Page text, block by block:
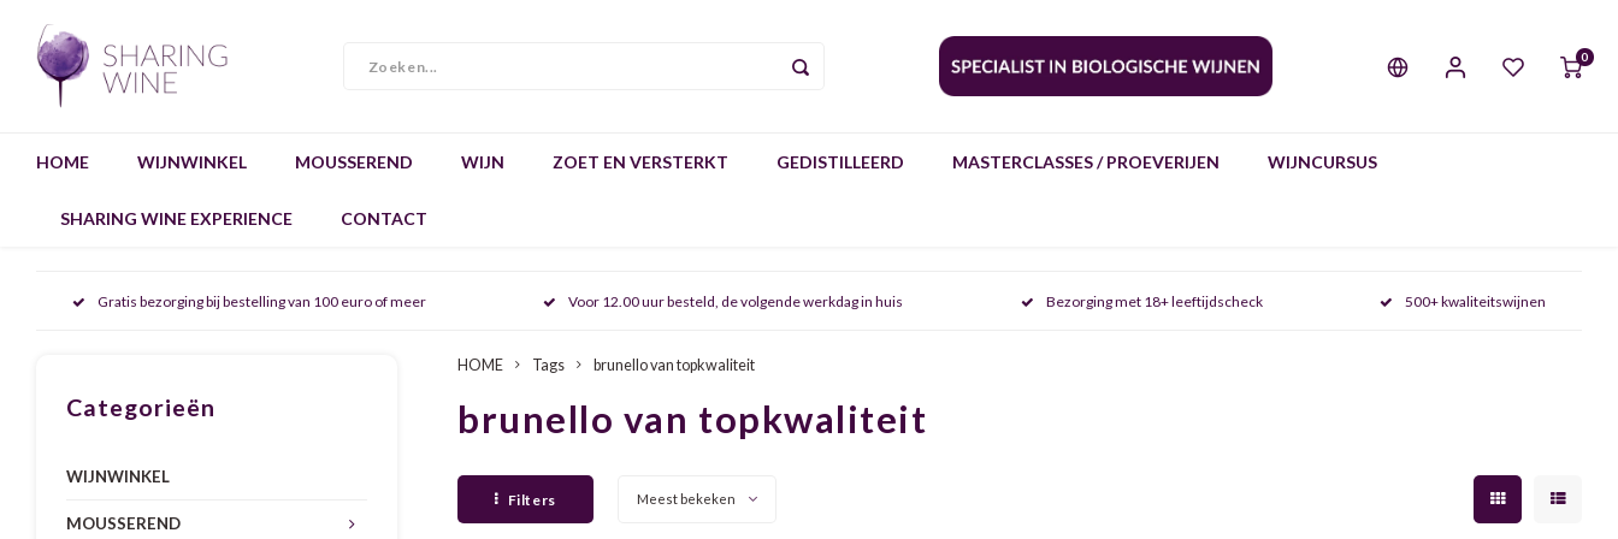
0
HOME WIJNWINKEL MOUSSEREND WIJN ZOET EN VERSTERKT GEDISTILLEERD MASTERCLASSES / PROEVERIJEN WIJNCURSUS
SHARING WINE EXPERIENCE CONTACT
Gratis bezorging bij bestelling van 100 euro of meer Voor 12.00 uur besteld, de volgende werkdag in huis Bezorging met 18+ leeftijdscheck 500+ kwaliteitswijnen
Categorieën
WIJNWINKEL
MOUSSEREND
HOME Tags brunello van topkwaliteit
brunello van topkwaliteit
Filters Meest bekeken